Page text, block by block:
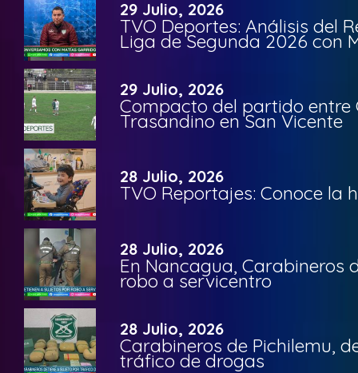
29 Julio, 2026
TVO Deportes: Análisis del
Liga de Segunda 2026 con
29 Julio, 2026
Compacto del partido entre
Trasandino en San Vicente
28 Julio, 2026
TVO Reportajes: Conoce la
28 Julio, 2026
En Nancagua, Carabineros
robo a servicentro
28 Julio, 2026
Carabineros de Pichilemu,
tráfico de drogas